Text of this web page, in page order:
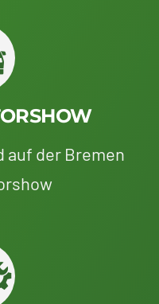
auf der Bremen